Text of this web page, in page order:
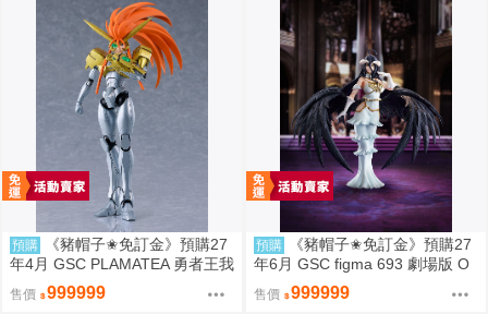
預購
《豬帽子✬免訂金》預購27
年4月 GSC PLAMATEA 勇者王我
王凱牙 獅子王凱 0906
售價 999999
預購
《豬帽子✬免訂金》預購27
年6月 GSC figma 693 劇場版 O
VERLORD 聖王國篇 雅兒貝德 0
913
售價 999999